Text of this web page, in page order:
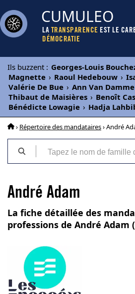
CUMULEO
LA TRANSPARENCE EST LE
DÉMOCRATIE
Ils buzzent : Georges-Louis
Magnette › Raoul Hedebouw ›
Valérie De Bue › Ann Van Damme
Thibaut de Maisières › Benoît
Bénédicte Lowagie › Hadja
› Répertoire des mandataires› André
André Adam
La fiche détaillée des
professions de André Adam